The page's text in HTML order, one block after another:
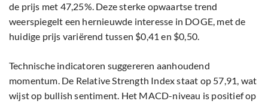
de prijs met 47,25%. Deze sterke opwaartse trend
weerspiegelt een hernieuwde interesse in DOGE, met de
huidige prijs variërend tussen $0,41 en $0,50.
Technische indicatoren suggereren aanhoudend
momentum. De Relative Strength Index staat op 57,91, wat
wijst op bullish sentiment. Het MACD-niveau is positief op